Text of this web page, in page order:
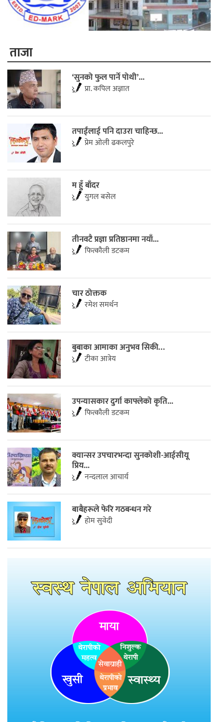
ताजा
‘सुनको फुल पार्ने पोथी’...
प्रा. कपिल अज्ञात
तपाईंलाई पनि दाउरा चाहिन्छ...
प्रेम ओली ढकलपुरे
म हुँ बाँदर
युगल बसेल
तीनवटै प्रज्ञा प्रतिष्ठानमा नयाँ...
फित्काैली डटकम
चार ठोक्तक
रमेश समर्थन
बुबाका आमाका अनुभव सिकी…
टीका आत्रेय
उपन्यासकार दुर्गा काफ्लेको कृति...
फित्काैली डटकम
​क्यान्सर उपचारभन्दा सुनकोशी-आईसीयू
प्रिय...
नन्दलाल आचार्य
बाबैहरूले फेरि गठबन्धन गरे
होम सुवेदी